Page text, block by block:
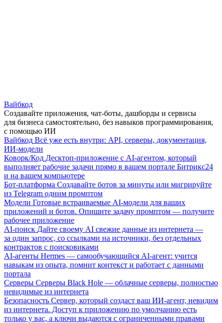
Вайбкод
Создавайте приложения, чат-боты, дашборды и сервисы
для бизнеса самостоятельно, без навыков программирования,
с помощью ИИ
Вайбкод Всё уже есть внутри: API, серверы, документация,
ИИ-модели
Коворк/Код Десктоп-приложение с AI-агентом, который
выполняет рабочие задачи прямо в вашем портале Битрикс24
и на вашем компьютере
Бот-платформа Создавайте ботов за минуты или мигрируйте
из Telegram одним промптом
Модели Готовые встраиваемые AI-модели для ваших
приложений и ботов. Опишите задачу промптом — получите
рабочее приложение
AI-поиск Дайте своему AI свежие данные из интернета —
за один запрос, со ссылками на источники, без отдельных
контрактов с поисковиками
AI-агенты Hermes — самообучающийся AI-агент: учится
навыкам из опыта, помнит контекст и работает с данными
портала
Серверы Серверы Black Hole — облачные серверы, полностью
невидимые из интернета
Безопасность Сервер, который создаст ваш ИИ-агент, невидим
из интернета. Доступ к приложению по умолчанию есть
только у вас, а ключи выдаются с ограниченными правами